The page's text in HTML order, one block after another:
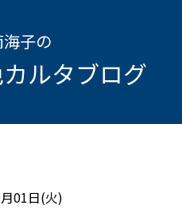
子の
ルタブログ
01日(火)